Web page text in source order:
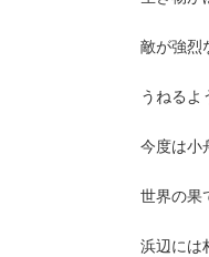
敵が強烈
うねるよ
今度は小
世界の果
浜辺には